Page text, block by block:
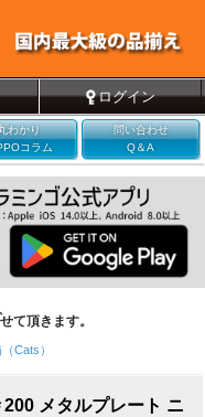
ログイン
わかり
コラム
問い合わせ
Q＆A
て頂きます。
Cats）
メタルプレート ニ